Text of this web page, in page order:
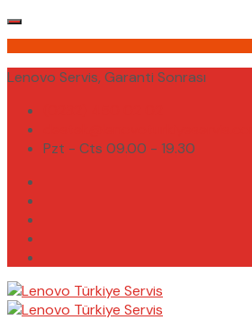
Lenovo Servis, Garanti Sonrası
Pzt - Cts 09.00 - 19.30